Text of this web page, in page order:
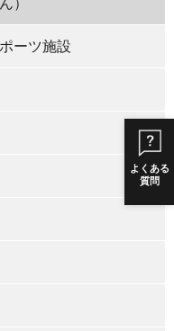
よくある
質問
ーツ施設